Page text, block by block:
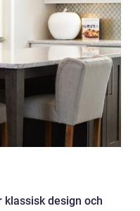
klassisk design och